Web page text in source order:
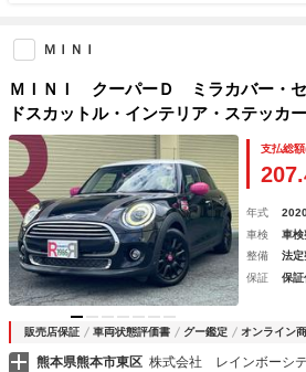
ＭＩＮＩ
ＭＩＮＩ クーパーＤ ミラカバー・セ
ドスカットル・インテリア・ステッカ
ョン・１．５ディーゼルＴＢ・８．８
Ｂカメラ・ＥＴＣ・ソナー・ＬＥＤ・
支払総額
207.
年式
車検
車検
整備
法定
保証
保
販売店保証 車両状態評価書 グー鑑定 オンライン
熊本県熊本市東区 株式会社 レインボーシ